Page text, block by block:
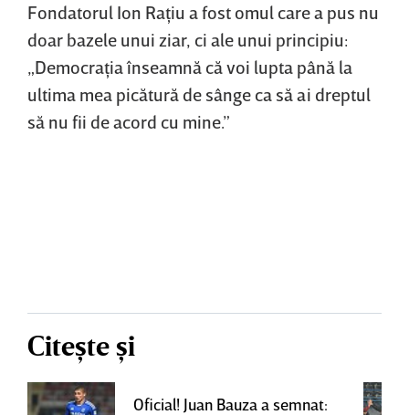
Fondatorul Ion Raţiu a fost omul care a pus nu
doar bazele unui ziar, ci ale unui principiu:
„Democraţia înseamnă că voi lupta până la
ultima mea picătură de sânge ca să ai dreptul
să nu fii de acord cu mine.”
Citește și
Oficial! Juan Bauza a semnat: